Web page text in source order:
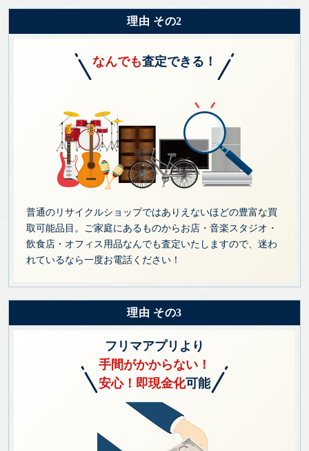
理由 その2
なんでも査定できる！
普通のリサイクルショップではありえないほどの豊富な買
取可能品目。ご家庭にあるものからお店・音楽スタジオ・
飲食店・オフィス用品なんでも査定いたしますので、迷わ
れているなら一度お電話ください！
理由 その3
フリマアプリより
手間がかからない！
安心！即現金化可能